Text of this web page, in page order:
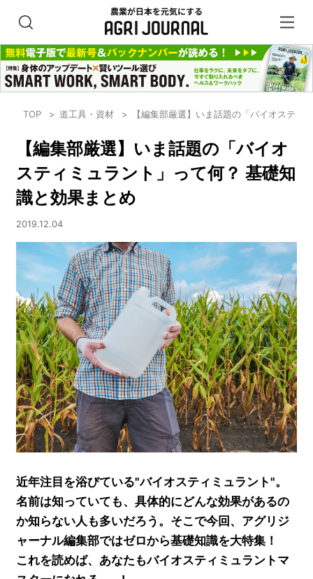
TOP 道工具・資材 【編集部厳選】いま話題の「バイオステ
【編集部厳選】いま話題の「バイオ
スティミュラント」って何？ 基礎知
識と効果まとめ
2019.12.04
近年注目を浴びている"バイオスティミュラント"。
名前は知っていても、具体的にどんな効果があるの
か知らない人も多いだろう。そこで今回、アグリジ
ャーナル編集部ではゼロから基礎知識を大特集！
これを読めば、あなたもバイオスティミュラントマ